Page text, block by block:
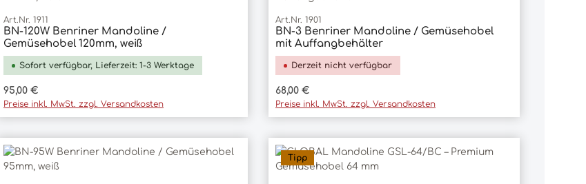
In den Warenkorb
Art.Nr. 1911
BN-120W Benriner Mandoline /
Gemüsehobel 120mm, weiß
Sofort verfügbar, Lieferzeit: 1-3 Werktage
Regulärer Preis:
95,00 €
Preise inkl. MwSt. zzgl. Versandkosten
Art.Nr. 1901
BN-3 Benriner Mandoline / Gemüsehobel
mit Auffangbehälter
Derzeit nicht verfügbar
Regulärer Preis:
68,00 €
Preise inkl. MwSt. zzgl. Versandkosten
Tipp